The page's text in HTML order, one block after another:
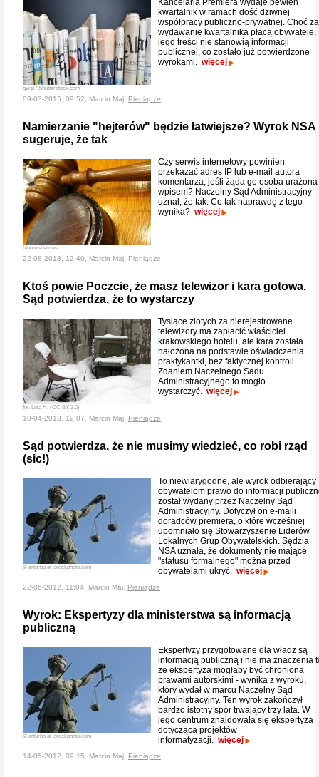
qvist / Shutterstock.com
Kancelaria Premiera wydaje pewien
kwartalnik w ramach dość dziwnej
współpracy publiczno-prywatnej. Choć za
wydawanie kwartalnika płacą obywatele,
jego treści nie stanowią informacji
publicznej, co zostało już potwierdzone
wyrokami. więcej
09-03-2015, 09:52, Marcin Maj, Pieniądze
Namierzanie "hejterów" będzie łatwiejsze? Wyrok NSA
sugeruje, że tak
bloomsberries
Czy serwis internetowy powinien
przekazać adres IP lub e-mail autora
komentarza, jeśli żąda go osoba urażona
wpisem? Naczelny Sąd Administracyjny
uznał, że tak. Co tak naprawdę z tego
wynika? więcej
22-08-2013, 12:40, Marcin Maj, Pieniądze
Ktoś powie Poczcie, że masz telewizor i kara gotowa.
Sąd potwierdza, że to wystarczy
fot. Lisa H, (CC BY 2.0)
Tysiące złotych za nierejestrowane
telewizory ma zapłacić właściciel
krakowskiego hotelu, ale kara została
nałożona na podstawie oświadczenia
praktykantki, bez faktycznej kontroli.
Zdaniem Naczelnego Sądu
Administracyjnego to mogło
wystarczyć. więcej
10-04-2013, 12:07, Marcin Maj, Pieniądze
Sąd potwierdza, że nie musimy wiedzieć, co robi rząd
(sic!)
© arturbo at istockphoto.com
To niewiarygodne, ale wyrok odbierający
obywatelom prawo do informacji
został wydany przez Naczelny Sąd
Administracyjny. Dotyczył on e-maili
doradców premiera, o które wcześniej
upomniało się Stowarzyszenie Liderów
Lokalnych Grup Obywatelskich. Sędzia
NSA uznała, że dokumenty nie mające
"statusu formalnego" można przed
obywatelami ukryć. więcej
22-06-2012, 11:04, Marcin Maj, Pieniądze
Wyrok: Ekspertyzy dla ministerstwa są informacją
publiczną
© arturbo at istockphoto.com
Ekspertyzy przygotowane dla władz są
informacją publiczną i nie ma znaczenia
że ekspertyza mogłaby być chroniona
prawami autorskimi - wynika z wyroku,
który wydał w marcu Naczelny Sąd
Administracyjny. Ten wyrok zakończył
bardzo istotny spór trwający trzy lata. W
jego centrum znajdowała się ekspertyza
dotycząca projektów
informatyzacji. więcej
14-05-2012, 09:15, Marcin Maj, Pieniądze